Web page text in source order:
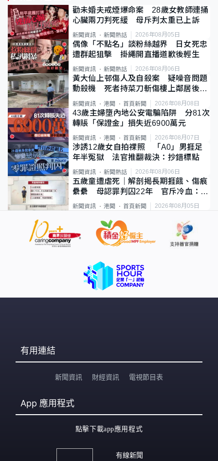
勸未婚夫戒煙爆命案 28歲女教師連捅
心臟兩刀判死緩 母斥判太重已上訴
新聞資訊 新聞熱話 2026年08月05日
偶像「不點名」談粉絲越界 日女死忠
遭群起狙擊 掛繩開直播道歉後輕生
新聞資訊 新聞熱話 2026年08月06日
黃大仙上邨傷人及自殺案 疑噪音問題
動殺機 死者持菜刀斬傷樓上鄰居後墮
新聞資訊 港聞 首頁新聞 2026年08月08日
43歲主婦墮內地公安電騙陷阱 分81次
轉賬「保證金」損失近6900萬元
新聞資訊 港聞 首頁新聞 2026年08月07日
涉誘12歲女自拍祼照 「A0」男捱足
年半冤獄 法官推翻裁決：抄錯標點
新聞資訊 新聞熱話 2026年08月06日
五歲童遭虐死｜解剖揭長期捱餓、傷痕
纍纍 母認罪判囚22年 官斥冷血：同
類案最惡劣
新聞資訊 港聞 首頁新聞 2026年08月05日
有用連結
新聞資訊 財經資訊 電視節目表
App 應用程式
點擊下載app應用程式
有線新聞